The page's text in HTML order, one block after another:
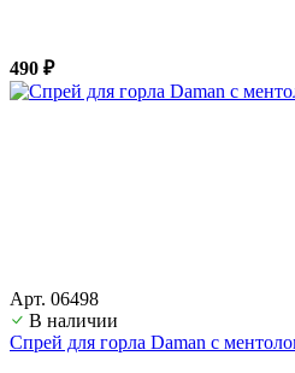
490 ₽
Арт. 06498
В наличии
Спрей для горла Daman с